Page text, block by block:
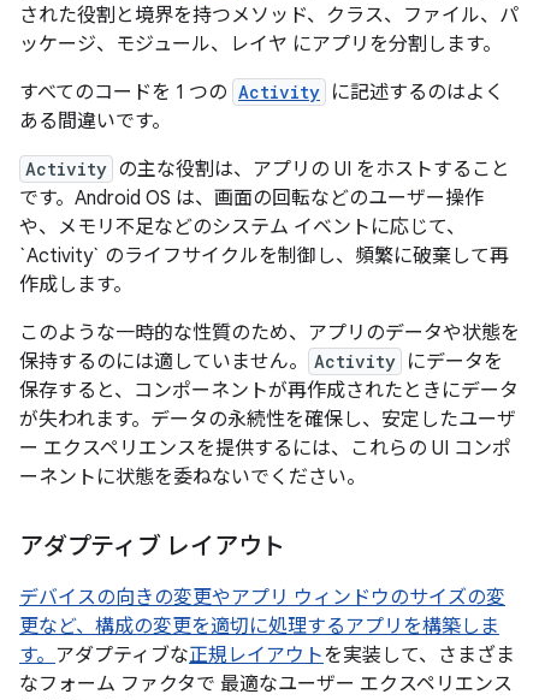
された役割と境界を持つメソッド、クラス、ファイル、パ
ッケージ、モジュール、レイヤ にアプリを分割します。
すべてのコードを 1 つの Activity に記述するのはよく
ある間違いです。
Activity の主な役割は、アプリの UI をホストすること
です。Android OS は、画面の回転などのユーザー操作
や、メモリ不足などのシステム イベントに応じて、
`Activity` のライフサイクルを制御し、頻繁に破棄して再
作成します。
このような一時的な性質のため、アプリのデータや状態を
保持するのには適していません。
Activity にデータを
保存すると、コンポーネントが再作成されたときにデータ
が失われます。データの永続性を確保し、安定したユーザ
ー エクスペリエンスを提供するには、これらの UI コンポ
ーネントに状態を委ねないでください。
アダプティブ レイアウト
デバイスの向きの変更やアプリ ウィンドウのサイズの変
更など、構成の変更を適切に処理するアプリを構築しま
す。 アダプティブな正規レイアウトを実装して、さまざま
なフォーム ファクタで 最適なユーザー エクスペリエンス